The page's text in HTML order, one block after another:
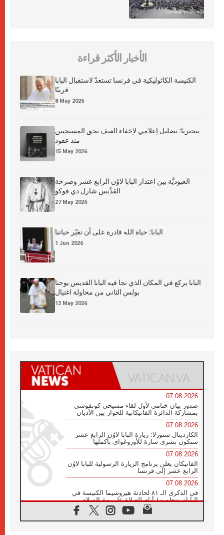
الأخبار الأكثر قراءة
الكنيسة الكاثوليكية في فرنسا تستعدّ لاستقبال البابا
قريبًا
8 May 2026
نيجيريا: تضليل إعلامي لإخفاء العنف بحق المسيحيين
منذ عقود
15 May 2026
العبوديَّة بين اعتذار البابا لاوُن الرابع عشر وصرخة
القدِّيس شارل دي فوكو
27 May 2026
البابا: حياة الله قادرة على أن تغيّر حياتنا
1 Jun 2026
البابا يركع في المكان الذي نجا فيه البابا القديس يوحنا
بولس الثاني من محاولة اغتيال
13 May 2026
07.08.2026
صدور بيان ختامي لأول لقاء مسيحي كونفوشي
بمشاركة الدائرة الفاتيكانية للحوار بين الأديان
07.08.2026
الكاردينال ستورلا: زيارة البابا لاوُن الرابع عشر
ستكون بشرى سارة للأوروغواي بأكملها
07.08.2026
الفاتيكان يعلن برنامج الزيارة الرسولية للبابا لاوُن
الرابع عشر إلى فرنسا
07.08.2026
في الذكرى الـ ٨١ لحادثة هيروشيما الكنيسة في
اليابان تنظم ١٠ أيام للصلاة على نية السلام
الكنيسة في الأوروغواي: زيارة البابا ستعزز